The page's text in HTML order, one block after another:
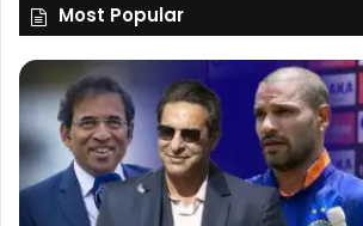
Most Popular